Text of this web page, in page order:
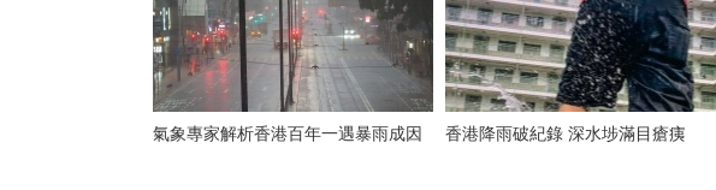
氣象專家解析香港百年一遇暴雨成因 香港降雨破紀錄 深水埗滿目瘡痍